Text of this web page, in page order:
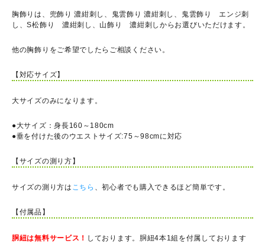
胸飾りは、兜飾り 濃紺刺し、鬼雲飾り 濃紺刺し、鬼雲飾り エンジ刺
し、S松飾り 濃紺刺し、山飾り 濃紺刺しからお選びいただけます。
他の胸飾りをご希望でしたらご相談ください。
【対応サイズ】
大サイズのみになります。
●大サイズ：身長160～180cm
●垂を付けた後のウエストサイズ:75～98cmに対応
【サイズの測り方】
サイズの測り方は こちら 、初心者でも購入できるほど簡単です。
【付属品】
胴紐は無料サービス！ しております。胴紐4本1組を付属しております